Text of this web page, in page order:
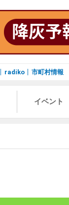
radiko 市町村情報
イベント